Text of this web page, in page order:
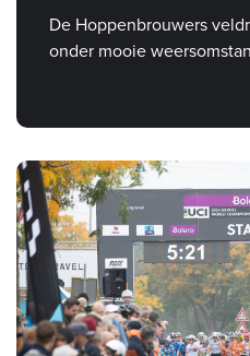
De Hoppenbrouwers
onder mooie